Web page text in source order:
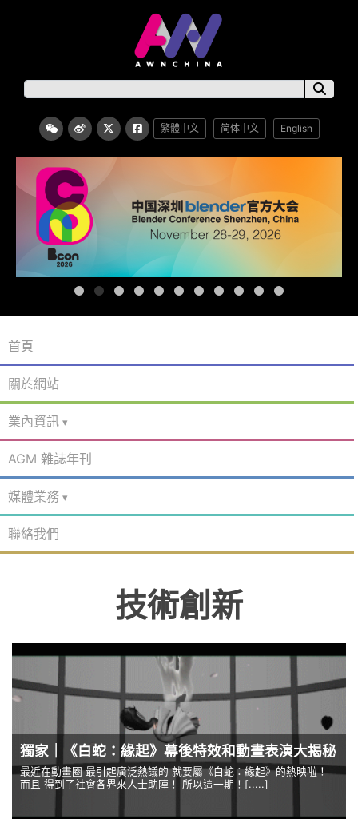
繁體中文 简体中文 English
首頁
關於網站
業內資訊
AGM 雜誌年刊
媒體業務
聯絡我們
技術創新
獨家｜《白蛇：緣起》幕後特效和動畫表演大揭秘
最近在動畫圈 最引起廣泛熱議的 就要屬《白蛇：緣起》的熱映啦！
而且 得到了社會各界來人士助陣！ 所以這一期！[.....]